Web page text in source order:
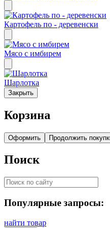
Картофель по - деревенски
Мясо с имбирем
Шарлотка
Закрыть
Корзина
Оформить Продолжить
Поиск
Популярные запросы:
найти товар